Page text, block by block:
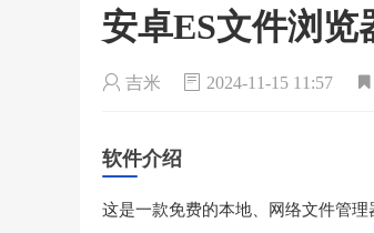
安卓ES文件浏览
吉米 2024-11-15 11:57
软件介绍
这是一款免费的本地、网络文件管